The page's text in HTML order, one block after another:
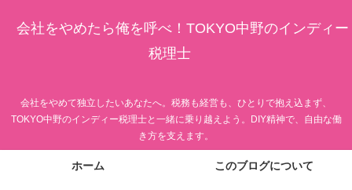
会社をやめたら俺を呼べ！TOKYO中野のインディー
税理士
会社をやめて独立したいあなたへ。税務も経営も、ひとりで抱え込まず、
TOKYO中野のインディー税理士と一緒に乗り越えよう。DIY精神で、自由な働
き方を支えます。
ホーム このブログについて